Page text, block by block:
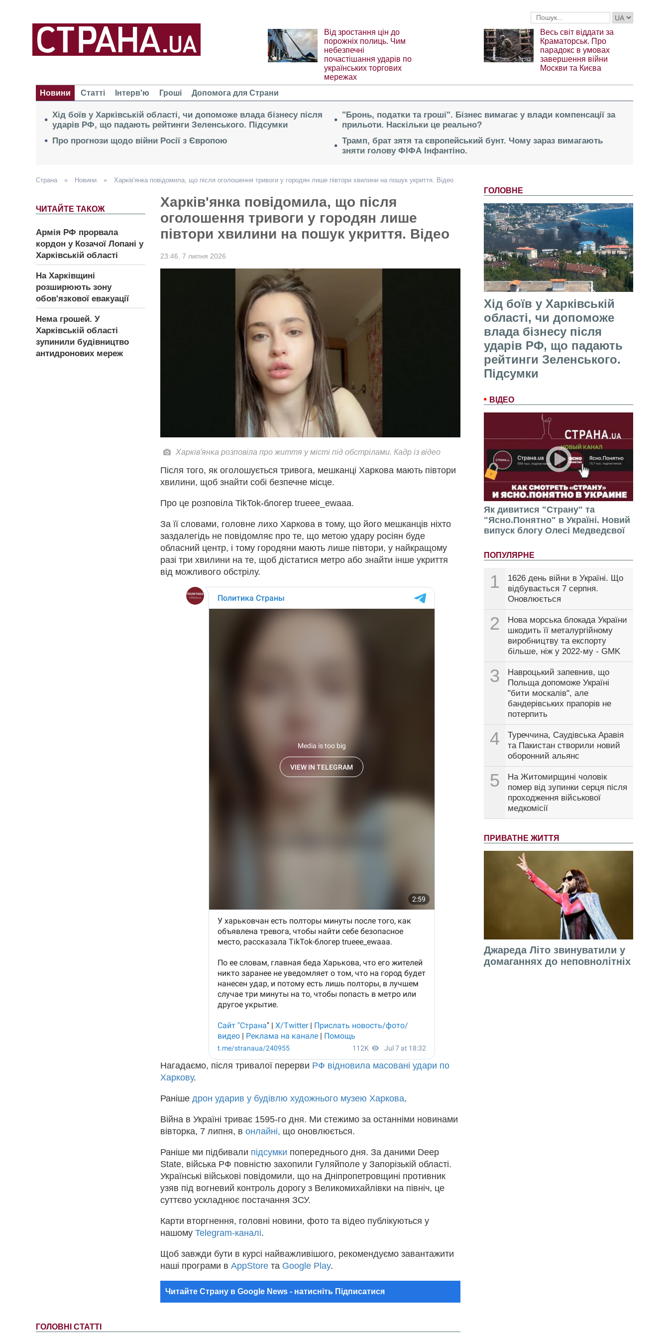
Від зростання цін до
порожніх полиць. Чим
небезпечні
почастішання ударів по
українських торгових
мережах
Весь світ віддати за
Краматорськ. Про
парадокс в умовах
завершення війни
Москви та Києва
Новини Статті Інтерв'ю Гроші Допомога для Страни
Хід боїв у Харківській області, чи допоможе влада бізнесу після
ударів РФ, що падають рейтинги Зеленського. Підсумки
Про прогнози щодо війни Росії з Європою
"Бронь, податки та гроші". Бізнес вимагає у влади компенсації за
прильоти. Наскільки це реально?
Трамп, брат зятя та європейський бунт. Чому зараз вимагають
зняти голову ФІФА Інфантіно.
ГОЛОВНЕ
Хід боїв у Харківській
області, чи допоможе
влада бізнесу після
ударів РФ, що падають
рейтинги Зеленського.
Підсумки
ВІДЕО
Як дивитися "Страну" та
"Ясно.Понятно" в Україні. Новий
випуск блогу Олесі Медведєвої
ПОПУЛЯРНЕ
1
1626 день війни в Україні. Що
відбувається 7 серпня.
Оновлюється
2
Нова морська блокада України
шкодить її металургійному
виробництву та експорту
більше, ніж у 2022-му - GMK
3
Навроцький запевнив, що
Польща допоможе Україні
"бити москалів", але
бандерівських прапорів не
потерпить
4
Туреччина, Саудівська Аравія
та Пакистан створили новий
оборонний альянс
5
На Житомирщині чоловік
помер від зупинки серця після
проходження військової
медкомісії
ПРИВАТНЕ ЖИТТЯ
Джареда Літо звинуватили у
домаганнях до неповнолітніх
Страна » Новини » Харків'янка повідомила, що після оголошення тривоги у городян лише півтори хвилини на пошук укриття. Відео
ЧИТАЙТЕ ТАКОЖ
Армія РФ прорвала
кордон у Козачої Лопані у
Харківській області
На Харківщині
розширюють зону
обов'язкової евакуації
Нема грошей. У
Харківській області
зупинили будівництво
антидронових мереж
Харків'янка повідомила, що після
оголошення тривоги у городян лише
півтори хвилини на пошук укриття. Відео
23:46, 7 липня 2026
Харків'янка розповіла про життя у місті під обстрілами. Кадр із відео
Після того, як оголошується тривога, мешканці Харкова мають півтори
хвилини, щоб знайти собі безпечне місце.
Про це розповіла TikTok-блогер trueee_ewaaa.
За її словами, головне лихо Харкова в тому, що його мешканців ніхто
заздалегідь не повідомляє про те, що метою удару росіян буде
обласний центр, і тому городяни мають лише півтори, у найкращому
разі три хвилини на те, щоб дістатися метро або знайти інше укриття
від можливого обстрілу.
Нагадаємо, після тривалої перерви РФ відновила масовані удари по
Харкову.
Раніше дрон ударив у будівлю художнього музею Харкова.
Війна в Україні триває 1595-го дня. Ми стежимо за останніми новинами
вівторка, 7 липня, в онлайні, що оновлюється.
Раніше ми підбивали підсумки попереднього дня. За даними Deep
State, війська РФ повністю захопили Гуляйполе у Запорізькій області.
Українські військові повідомили, що на Дніпропетровщині противник
узяв під вогневий контроль дорогу з Великомихайлівки на північ, це
суттєво ускладнює постачання ЗСУ.
Карти вторгнення, головні новини, фото та відео публікуються у
нашому Telegram-каналі.
Щоб завжди бути в курсі найважливішого, рекомендуємо завантажити
наші програми в AppStore та Google Play.
Читайте Страну в Google News - натисніть Підписатися
ГОЛОВНІ СТАТТІ